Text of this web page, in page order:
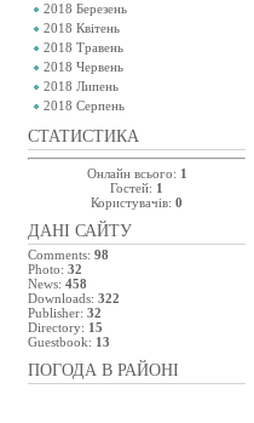
2018 Березень
2018 Квітень
2018 Травень
2018 Червень
2018 Липень
2018 Серпень
СТАТИСТИКА
Онлайн всього: 1
Гостей: 1
Користувачів: 0
ДАНІ САЙТУ
Comments: 98
Photo: 32
News: 458
Downloads: 322
Publisher: 32
Directory: 15
Guestbook: 13
ПОГОДА В РАЙОНІ